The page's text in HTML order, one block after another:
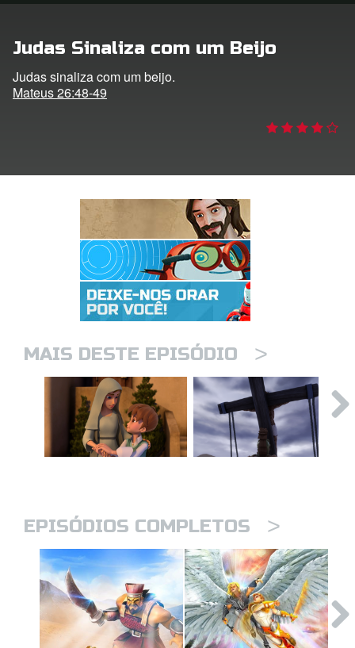
Judas Sinaliza com um Beijo
Judas sinaliza com um beijo.
Mateus 26:48-49
MAIS DESTE EPISÓDIO >
EPISÓDIOS COMPLETOS >